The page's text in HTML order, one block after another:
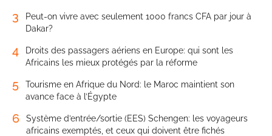
3
Peut-on vivre avec seulement 1000 francs CFA par jour à
Dakar?
4
Droits des passagers aériens en Europe: qui sont les
Africains les mieux protégés par la réforme
5
Tourisme en Afrique du Nord: le Maroc maintient son
avance face à l’Égypte
6
Système d’entrée/sortie (EES) Schengen: les voyageurs
africains exemptés, et ceux qui doivent être fichés